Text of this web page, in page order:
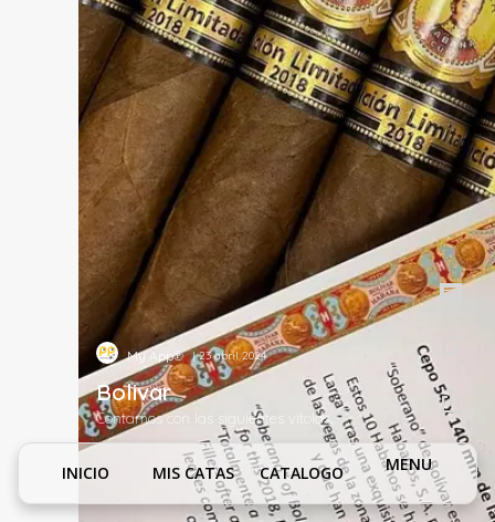
My App℗ | 23 abril 2024
Bolivar
Contamos con las siguientes vitolas.
INICIO MIS CATAS CATALOGO MENU